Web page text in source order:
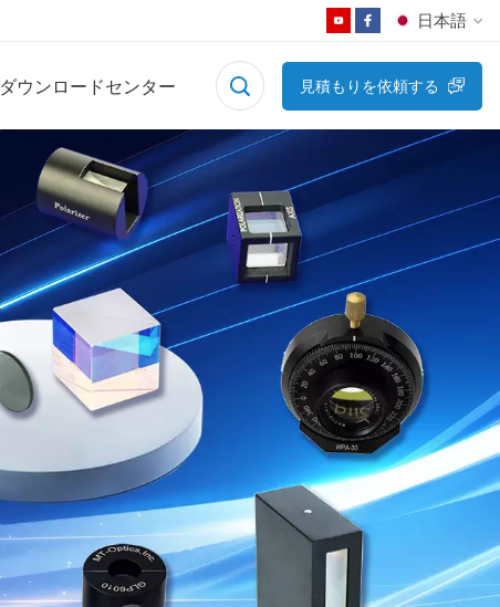
日本語
Français
Русский
Español
日本語
한국어
中文
Svenska språket
Lietuvos kalba
ダウンロードセンター 見積もりを依頼する